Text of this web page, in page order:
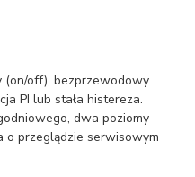
off), bezprzewodowy.
PI lub stała histereza.
dwa poziomy
o przeglądzie serwisowym